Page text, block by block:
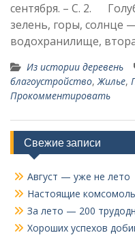
сентября. – С. 2.
зелень, горы, солнце
водохранилище,
Из истории деревень
благоустройство,Жилье,
Прокомментировать
Свежие записи
Август — уже не лето
Настоящие
За лето — 200
Хороших успехов